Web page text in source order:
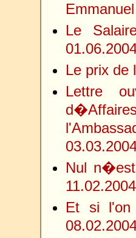
Le
Le prix de
Lettre
Nul
11.02.2004
Et si l'on